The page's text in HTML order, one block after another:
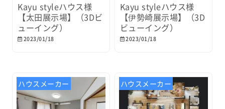
Kayu styleハウス様
【太田展示場】（3Dビ
ューイング）
2023/01/18
Kayu styleハウス様
【伊勢崎展示場】（3D
ビューイング）
2023/01/18
ハウスメーカー ハウスメーカー